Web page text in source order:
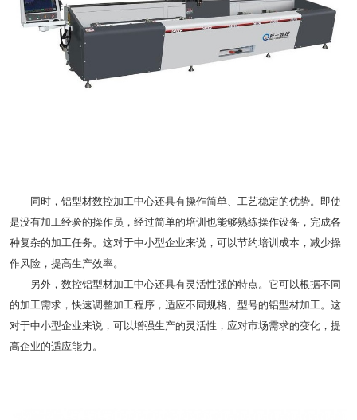
同时，铝型材数控加工中心还具有操作简单、工艺稳定的优势。即使
是没有加工经验的操作员，经过简单的培训也能够熟练操作设备，完成各
种复杂的加工任务。这对于中小型企业来说，可以节约培训成本，减少操
作风险，提高生产效率。
另外，数控铝型材加工中心还具有灵活性强的特点。它可以根据不同
的加工需求，快速调整加工程序，适应不同规格、型号的铝型材加工。这
对于中小型企业来说，可以增强生产的灵活性，应对市场需求的变化，提
高企业的适应能力。